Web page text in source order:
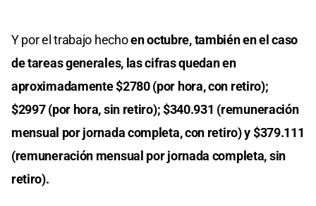
Y por el trabajo hechoen octubre, también en el caso
de tareas generales, las cifras quedan en
aproximadamente $2780 (por hora, con retiro);
$2997 (por hora, sin retiro); $340.931 (remuneración
mensual por jornada completa, con retiro) y $379.111
(remuneración mensual por jornada completa, sin
retiro).